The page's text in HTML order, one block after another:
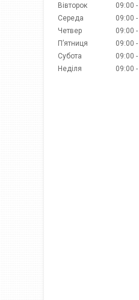
Вівторок
09:00
Середа
09:00
Четвер
09:00
Пʼятниця
09:00
Субота
09:00
Неділя
09:00